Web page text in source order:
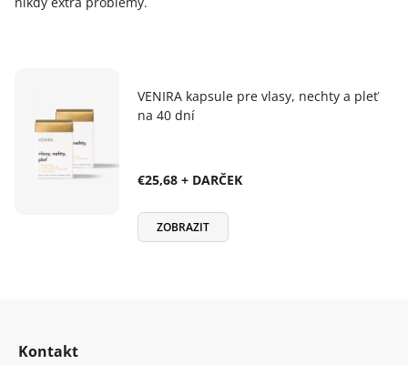
VENIRA kapsule pre vlasy, nechty a pleť
na 40 dní
€25,68 + DARČEK
ZOBRAZIT
Kontakt